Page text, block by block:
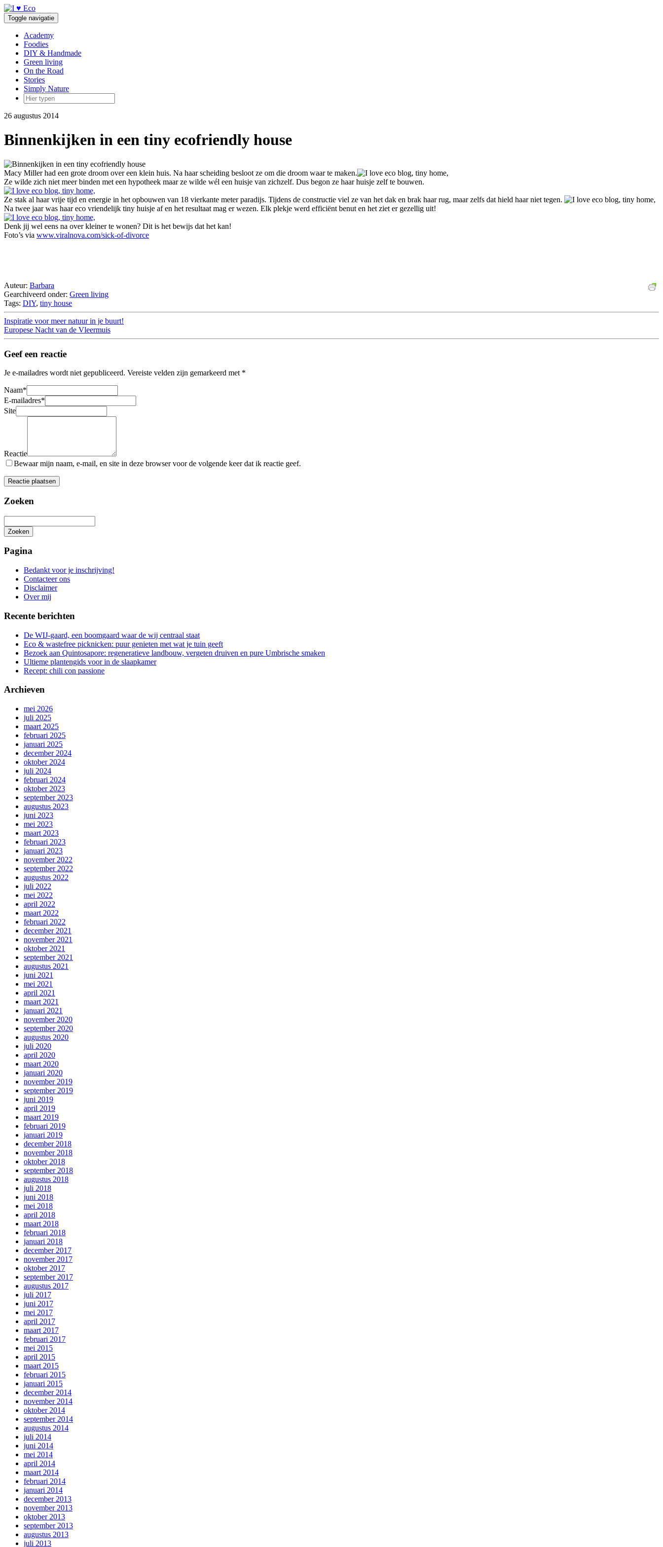
Doorgaan
naar
inhoud
Toggle navigatie
Academy
Foodies
DIY & Handmade
Green living
On the Road
Stories
Simply Nature
26 augustus 2014
Binnenkijken in een tiny ecofriendly house
Macy Miller had een grote droom over een klein huis. Na haar scheiding besloot ze om die droom waar te maken.
Ze wilde zich niet meer binden met een hypotheek maar ze wilde wél een huisje van zichzelf. Dus begon ze haar huisje zelf te bouwen.
Ze stak al haar vrije tijd en energie in het opbouwen van 18 vierkante meter paradijs. Tijdens de constructie viel ze van het dak en brak haar rug, maar zelfs dat hield haar niet tegen.
Na twee jaar was haar eco vriendelijk tiny huisje af en het resultaat mag er wezen. Elk plekje werd efficiënt benut en het ziet er gezellig uit!
Denk jij wel eens na over kleiner te wonen? Dit is het bewijs dat het kan!
Foto’s via www.viralnova.com/sick-of-divorce
Auteur: Barbara
Gearchiveerd onder: Green living
Tags: DIY, tiny house
Inspiratie voor meer natuur in je buurt!
Europese Nacht van de Vleermuis
Geef een reactie
Je e-mailadres wordt niet gepubliceerd. Vereiste velden zijn gemarkeerd met *
Naam*
E-mailadres*
Site
Reactie
Bewaar mijn naam, e-mail, en site in deze browser voor de volgende keer dat ik reactie geef.
Zoeken
Zoeken
zoeken
Pagina
Bedankt voor je inschrijving!
Contacteer ons
Disclaimer
Over mij
Recente berichten
De WIJ-gaard, een boomgaard waar de wij centraal staat
Eco & wastefree picknicken: puur genieten met wat je tuin geeft
Bezoek aan Quintosapore: regeneratieve landbouw, vergeten druiven en pure Umbrische smaken
Ultieme plantengids voor in de slaapkamer
Recept: chili con passione
Archieven
mei 2026
juli 2025
maart 2025
februari 2025
januari 2025
december 2024
oktober 2024
juli 2024
februari 2024
oktober 2023
september 2023
augustus 2023
juni 2023
mei 2023
maart 2023
februari 2023
januari 2023
november 2022
september 2022
augustus 2022
juli 2022
mei 2022
april 2022
maart 2022
februari 2022
december 2021
november 2021
oktober 2021
september 2021
augustus 2021
juni 2021
mei 2021
april 2021
maart 2021
januari 2021
november 2020
september 2020
augustus 2020
juli 2020
april 2020
maart 2020
januari 2020
november 2019
september 2019
juni 2019
april 2019
maart 2019
februari 2019
januari 2019
december 2018
november 2018
oktober 2018
september 2018
augustus 2018
juli 2018
juni 2018
mei 2018
april 2018
maart 2018
februari 2018
januari 2018
december 2017
november 2017
oktober 2017
september 2017
augustus 2017
juli 2017
juni 2017
mei 2017
april 2017
maart 2017
februari 2017
mei 2015
april 2015
maart 2015
februari 2015
januari 2015
december 2014
november 2014
oktober 2014
september 2014
augustus 2014
juli 2014
juni 2014
mei 2014
april 2014
maart 2014
februari 2014
januari 2014
december 2013
november 2013
oktober 2013
september 2013
augustus 2013
juli 2013